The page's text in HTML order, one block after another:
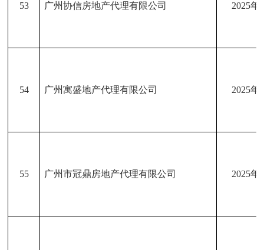
53 广州协信房地产代理有限公司 2025年
54 广州寓盛地产代理有限公司 2025年
55 广州市冠鼎房地产代理有限公司 2025年